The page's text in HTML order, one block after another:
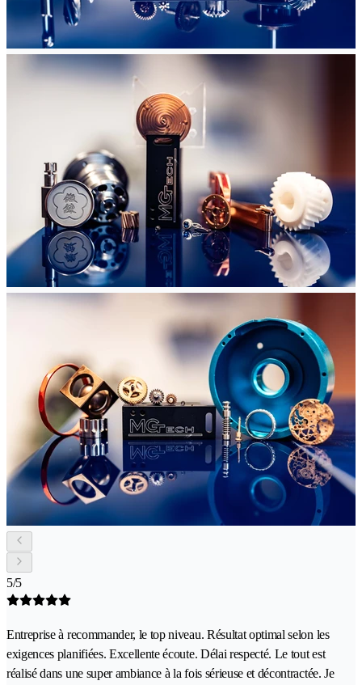
5/5
Entreprise à recommander, le top niveau. Résultat optimal selon les
exigences planifiées. Excellente écoute. Délai respecté. Le tout est
réalisé dans une super ambiance à la fois sérieuse et décontractée. Je